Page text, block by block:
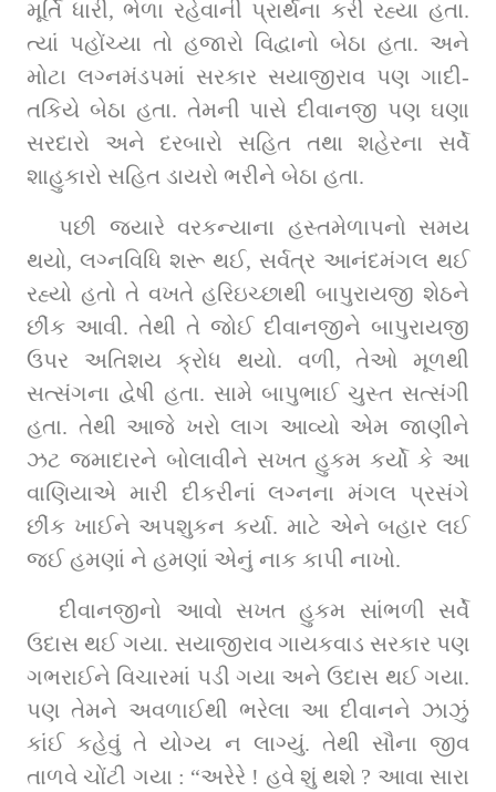
મૂર્તિ ધારી, ભેળા રહેવાની પ્રાર્થના કરી રહ્યા હતા.
ત્યાં પહોંચ્યા તો હજારો વિદ્વાનો બેઠા હતા. અને
મોટા લગ્નમંડપમાં સરકાર સયાજીરાવ પણ ગાદી-
તકિયે બેઠા હતા. તેમની પાસે દીવાનજી પણ ઘણા
સરદારો અને દરબારો સહિત તથા શહેરના સર્વે
શાહુકારો સહિત ડાયરો ભરીને બેઠા હતા.
પછી જ્યારે વરકન્યાના હસ્તમેળાપનો સમય
થયો, લગ્નવિધિ શરૂ થઈ, સર્વત્ર આનંદમંગલ થઈ
રહ્યો હતો તે વખતે હરિઇચ્છાથી બાપુરાયજી શેઠને
છીંક આવી. તેથી તે જોઈ દીવાનજીને બાપુરાયજી
ઉપર અતિશય ક્રોધ થયો. વળી, તેઓ મૂળથી
સત્સંગના દ્વેષી હતા. સામે બાપુભાઈ ચુસ્ત સત્સંગી
હતા. તેથી આજે ખરો લાગ આવ્યો એમ જાણીને
ઝટ જમાદારને બોલાવીને સખત હુકમ કર્યો કે આ
વાણિયાએ મારી દીકરીનાં લગ્નના મંગલ પ્રસંગે
છીંક ખાઈને અપશુકન કર્યા. માટે એને બહાર લઈ
જઈ હમણાં ને હમણાં એનું નાક કાપી નાખો.
દીવાનજીનો આવો સખત હુકમ સાંભળી સર્વે
ઉદાસ થઈ ગયા. સયાજીરાવ ગાયકવાડ સરકાર પણ
ગભરાઈને વિચારમાં પડી ગયા અને ઉદાસ થઈ ગયા.
પણ તેમને અવળાઈથી ભરેલા આ દીવાનને ઝાઝું
કાંઈ કહેવું તે યોગ્ય ન લાગ્યું. તેથી સૌના જીવ
તાળવે ચોંટી ગયા : “અરેરે ! હવે શું થશે ? આવા સારા